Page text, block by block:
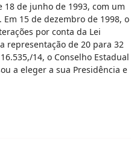
18 de junho de 1993, com um
15 de dezembro de 1998, o
por conta da Lei
representação de 20 para 32
14, o Conselho Estadual
a eleger a sua Presidência e